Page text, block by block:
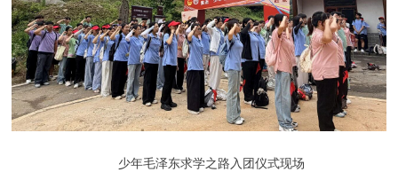
少年毛泽东求学之路入团仪式现场